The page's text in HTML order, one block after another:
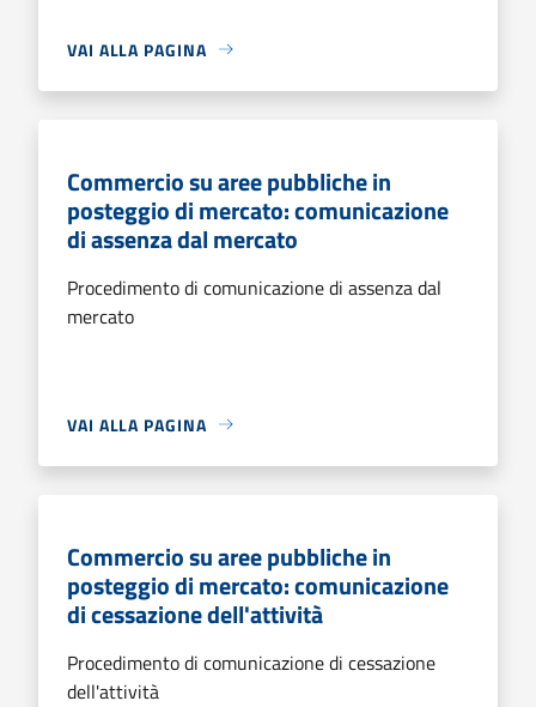
VAI ALLA PAGINA
Commercio su aree pubbliche in
posteggio di mercato: comunicazione
di assenza dal mercato
Procedimento di comunicazione di assenza dal
mercato
VAI ALLA PAGINA
Commercio su aree pubbliche in
posteggio di mercato: comunicazione
di cessazione dell'attività
Procedimento di comunicazione di cessazione
dell'attività